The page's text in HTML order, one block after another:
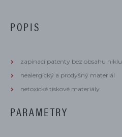
POPIS
zapínací patenty bez obsahu niklu
nealergický a prodyšný materiál
netoxické tiskové materiály
PARAMETRY